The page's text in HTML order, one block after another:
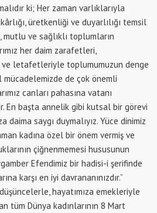
ki; Her zaman varlıklarıyla
üretkenliği ve duyarlılığı temsil
mutlu ve sağlıklı toplumların
her daim zarafetleri,
ve letafetleriyle toplumumuzun denge
de çok önemli
canları pahasına vatanı
En başta annelik gibi kutsal bir görevi
daima saygı duymalıyız. Yüce dinimiz
kadına özel bir önem vermiş ve
çiğnenmemesi hususunun
Efendimiz bir hadisi-i şerifinde
karşı en iyi davrananınızdır.”
hayatımıza emekleriyle
tüm Dünya kadınlarının 8 Mart